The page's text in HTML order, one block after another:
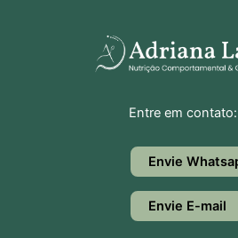
Entre em contato:
Envie
Envie E-mail